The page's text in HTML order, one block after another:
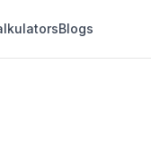
Blogs